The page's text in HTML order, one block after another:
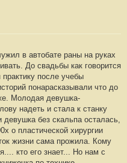
в автобате раны на руках
До свадьбы как говорится
после учебы
понарасказывали что до
Молодая девушка-
надеть и стала к станку
без скальпа осталась,
о пластической хирургии
жизни сама прожила. Кому
кто его знает... Но нам с